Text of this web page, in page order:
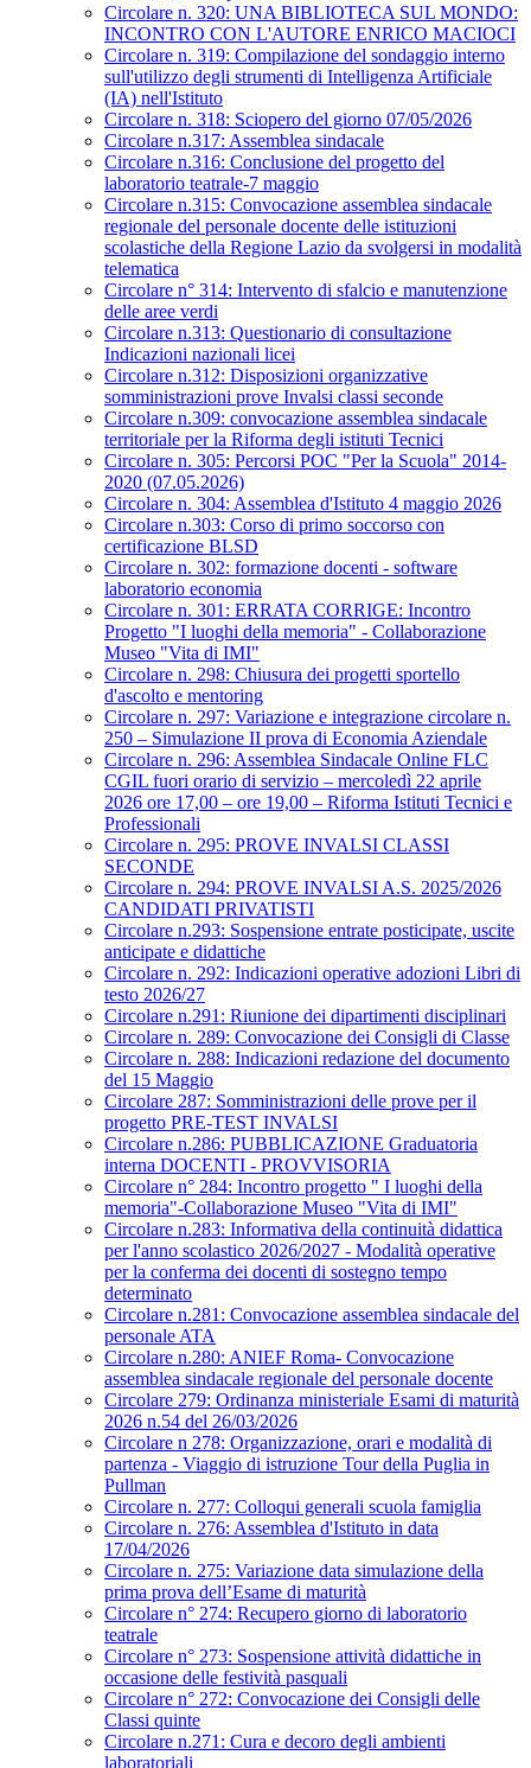
Circolare n. 320: UNA BIBLIOTECA SUL MONDO:
INCONTRO CON L'AUTORE ENRICO MACIOCI
Circolare n. 319: Compilazione del sondaggio interno
sull'utilizzo degli strumenti di Intelligenza Artificiale
(IA) nell'Istituto
Circolare n. 318: Sciopero del giorno 07/05/2026
Circolare n.317: Assemblea sindacale
Circolare n.316: Conclusione del progetto del
laboratorio teatrale-7 maggio
Circolare n.315: Convocazione assemblea sindacale
regionale del personale docente delle istituzioni
scolastiche della Regione Lazio da svolgersi in modalità
telematica
Circolare n° 314: Intervento di sfalcio e manutenzione
delle aree verdi
Circolare n.313: Questionario di consultazione
Indicazioni nazionali licei
Circolare n.312: Disposizioni organizzative
somministrazioni prove Invalsi classi seconde
Circolare n.309: convocazione assemblea sindacale
territoriale per la Riforma degli istituti Tecnici
Circolare n. 305: Percorsi POC "Per la Scuola" 2014-
2020 (07.05.2026)
Circolare n. 304: Assemblea d'Istituto 4 maggio 2026
Circolare n.303: Corso di primo soccorso con
certificazione BLSD
Circolare n. 302: formazione docenti - software
laboratorio economia
Circolare n. 301: ERRATA CORRIGE: Incontro
Progetto "I luoghi della memoria" - Collaborazione
Museo "Vita di IMI"
Circolare n. 298: Chiusura dei progetti sportello
d'ascolto e mentoring
Circolare n. 297: Variazione e integrazione circolare n.
250 – Simulazione II prova di Economia Aziendale
Circolare n. 296: Assemblea Sindacale Online FLC
CGIL fuori orario di servizio – mercoledì 22 aprile
2026 ore 17,00 – ore 19,00 – Riforma Istituti Tecnici e
Professionali
Circolare n. 295: PROVE INVALSI CLASSI
SECONDE
Circolare n. 294: PROVE INVALSI A.S. 2025/2026
CANDIDATI PRIVATISTI
Circolare n.293: Sospensione entrate posticipate, uscite
anticipate e didattiche
Circolare n. 292: Indicazioni operative adozioni Libri di
testo 2026/27
Circolare n.291: Riunione dei dipartimenti disciplinari
Circolare n. 289: Convocazione dei Consigli di Classe
Circolare n. 288: Indicazioni redazione del documento
del 15 Maggio
Circolare 287: Somministrazioni delle prove per il
progetto PRE-TEST INVALSI
Circolare n.286: PUBBLICAZIONE Graduatoria
interna DOCENTI - PROVVISORIA
Circolare n° 284: Incontro progetto " I luoghi della
memoria"-Collaborazione Museo "Vita di IMI"
Circolare n.283: Informativa della continuità didattica
per l'anno scolastico 2026/2027 - Modalità operative
per la conferma dei docenti di sostegno tempo
determinato
Circolare n.281: Convocazione assemblea sindacale del
personale ATA
Circolare n.280: ANIEF Roma- Convocazione
assemblea sindacale regionale del personale docente
Circolare 279: Ordinanza ministeriale Esami di maturità
2026 n.54 del 26/03/2026
Circolare n 278: Organizzazione, orari e modalità di
partenza - Viaggio di istruzione Tour della Puglia in
Pullman
Circolare n. 277: Colloqui generali scuola famiglia
Circolare n. 276: Assemblea d'Istituto in data
17/04/2026
Circolare n. 275: Variazione data simulazione della
prima prova dell’Esame di maturità
Circolare n° 274: Recupero giorno di laboratorio
teatrale
Circolare n° 273: Sospensione attività didattiche in
occasione delle festività pasquali
Circolare n° 272: Convocazione dei Consigli delle
Classi quinte
Circolare n.271: Cura e decoro degli ambienti
laboratoriali